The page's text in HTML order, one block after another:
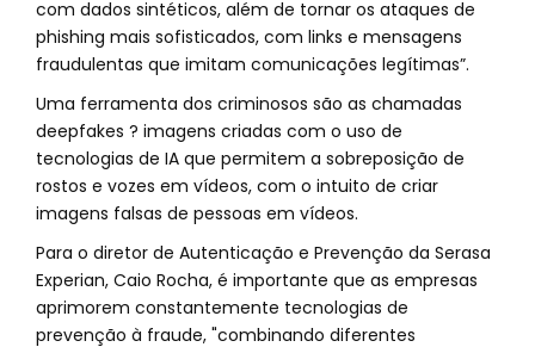
com dados sintéticos, além de tornar os ataques de
phishing mais sofisticados, com links e mensagens
fraudulentas que imitam comunicações legítimas”.
Uma ferramenta dos criminosos são as chamadas
deepfakes ? imagens criadas com o uso de
tecnologias de IA que permitem a sobreposição de
rostos e vozes em vídeos, com o intuito de criar
imagens falsas de pessoas em vídeos.
Para o diretor de Autenticação e Prevenção da Serasa
Experian, Caio Rocha, é importante que as empresas
aprimorem constantemente tecnologias de
prevenção à fraude, "combinando diferentes